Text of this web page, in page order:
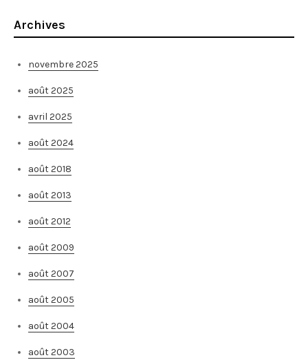
Archives
novembre 2025
août 2025
avril 2025
août 2024
août 2018
août 2013
août 2012
août 2009
août 2007
août 2005
août 2004
août 2003